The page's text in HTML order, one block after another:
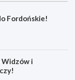
Fordońskie!
Widzów i